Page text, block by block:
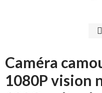
Caméra
1080P vision